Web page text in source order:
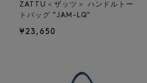
ZATTU＜ザッツ＞ ハンドルトー
トバッグ "JAM-LQ"
¥23,650